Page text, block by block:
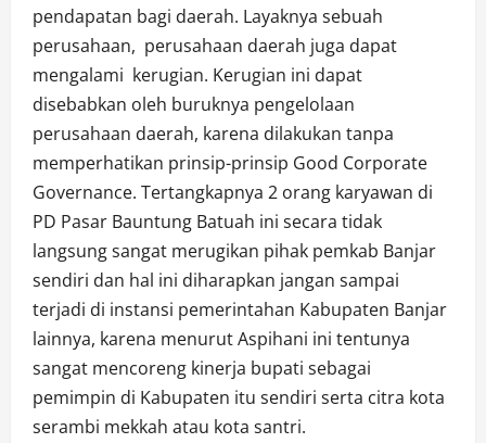
pendapatan bagi daerah. Layaknya sebuah
perusahaan, perusahaan daerah juga dapat
mengalami kerugian. Kerugian ini dapat
disebabkan oleh buruknya pengelolaan
perusahaan daerah, karena dilakukan tanpa
memperhatikan prinsip-prinsip Good Corporate
Governance. Tertangkapnya 2 orang karyawan di
PD Pasar Bauntung Batuah ini secara tidak
langsung sangat merugikan pihak pemkab Banjar
sendiri dan hal ini diharapkan jangan sampai
terjadi di instansi pemerintahan Kabupaten Banjar
lainnya, karena menurut Aspihani ini tentunya
sangat mencoreng kinerja bupati sebagai
pemimpin di Kabupaten itu sendiri serta citra kota
serambi mekkah atau kota santri.